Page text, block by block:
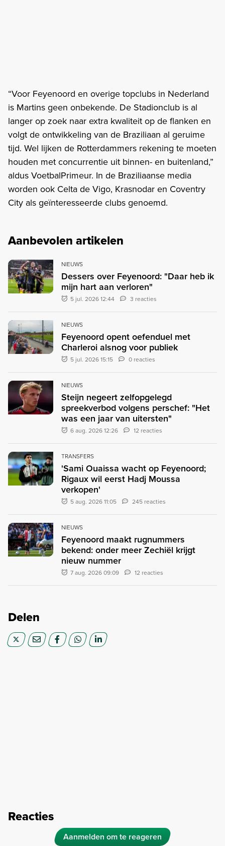
“Voor Feyenoord en overige topclubs in Nederland
is Martins geen onbekende. De Stadionclub is al
langer op zoek naar extra kwaliteit op de flanken en
volgt de ontwikkeling van de Braziliaan al geruime
tijd. Wel lijken de Rotterdammers rekening te moeten
houden met concurrentie uit binnen- en buitenland,”
aldus VoetbalPrimeur. In de Braziliaanse media
worden ook Celta de Vigo, Krasnodar en Coventry
City als geïnteresseerde clubs genoemd.
Aanbevolen artikelen
NIEUWS
Dessers over Feyenoord: "Daar heb ik
mijn hart aan verloren"
5 jul. 2026 12:44 3 reacties
NIEUWS
Feyenoord opent oefenduel met
Charleroi alsnog voor publiek
5 jul. 2026 15:15 0 reacties
NIEUWS
Steijn negeert zelfopgelegd
spreekverbod volgens perschef: "Het
was een jaar van uitersten"
6 aug. 2026 12:26 12 reacties
TRANSFERS
'Sami Ouaissa wacht op Feyenoord;
Rigaux wil eerst Hadj Moussa
verkopen'
5 aug. 2026 11:05 245 reacties
NIEUWS
Feyenoord maakt rugnummers
bekend: onder meer Zechiël krijgt
nieuw nummer
7 aug. 2026 09:09 12 reacties
Delen
Reacties
Aanmelden om te reageren